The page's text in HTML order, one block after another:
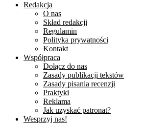
Redakcja
O nas
Skład redakcji
Regulamin
Polityka prywatności
Kontakt
Współpraca
Dołącz do nas
Zasady publikacji tekstów
Zasady pisania recenzji
Praktyki
Reklama
Jak uzyskać patronat?
Wesprzyj nas!